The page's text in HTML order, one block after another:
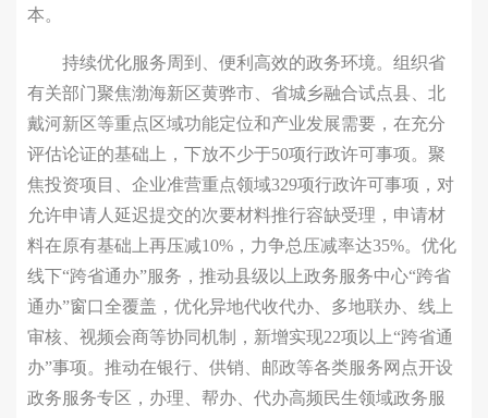
本。
持续优化服务周到、便利高效的政务环境。组织省
有关部门聚焦渤海新区黄骅市、省城乡融合试点县、北
戴河新区等重点区域功能定位和产业发展需要，在充分
评估论证的基础上，下放不少于50项行政许可事项。聚
焦投资项目、企业准营重点领域329项行政许可事项，对
允许申请人延迟提交的次要材料推行容缺受理，申请材
料在原有基础上再压减10%，力争总压减率达35%。优化
线下“跨省通办”服务，推动县级以上政务服务中心“跨省
通办”窗口全覆盖，优化异地代收代办、多地联办、线上
审核、视频会商等协同机制，新增实现22项以上“跨省通
办”事项。推动在银行、供销、邮政等各类服务网点开设
政务服务专区，办理、帮办、代办高频民生领域政务服